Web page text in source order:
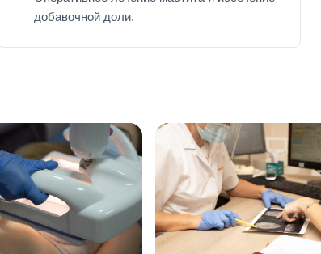
добавочной доли.